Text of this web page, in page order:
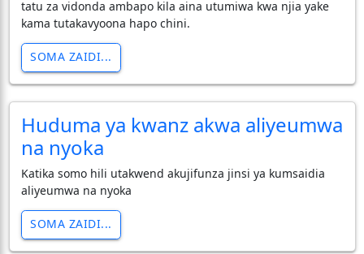
tatu za vidonda ambapo kila aina utumiwa kwa njia yake
kama tutakavyoona hapo chini.
SOMA ZAIDI...
Huduma ya kwanz akwa aliyeumwa
na nyoka
Katika somo hili utakwend akujifunza jinsi ya kumsaidia
aliyeumwa na nyoka
SOMA ZAIDI...